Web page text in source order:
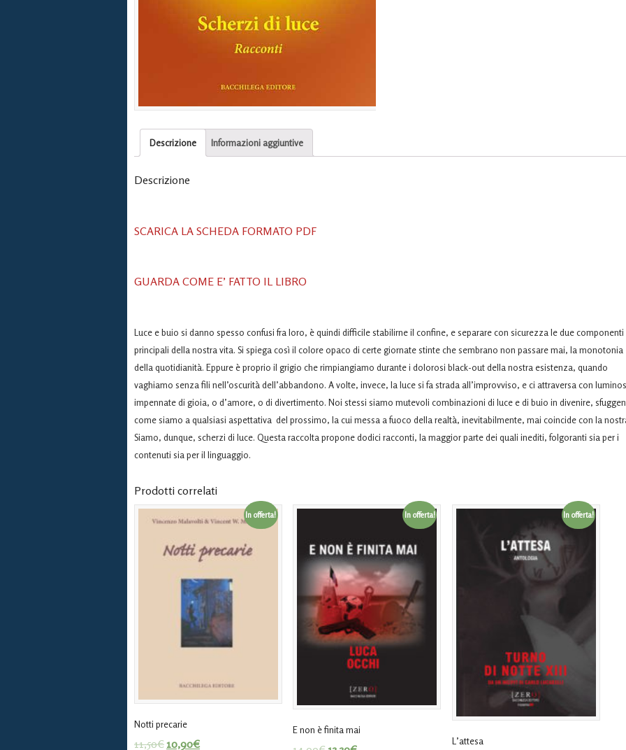
Descrizione Informazioni aggiuntive
Descrizione
SCARICA LA SCHEDA FORMATO PDF
GUARDA COME E’ FATTO IL LIBRO
Luce e buio si danno spesso confusi fra loro, è quindi difficile stabilirne il confine, e separare con sicurezza le due componenti
principali della nostra vita. Si spiega così il colore opaco di certe giornate stinte che sembrano non passare mai, la monotonia
della quotidianità. Eppure è proprio il grigio che rimpiangiamo durante i dolorosi black-out della nostra esistenza, quando
vaghiamo senza fili nell’oscurità dell’abbandono. A volte, invece, la luce si fa strada all’improvviso, e ci attraversa con
impennate di gioia, o d’amore, o di divertimento. Noi stessi siamo mutevoli combinazioni di luce e di buio in divenire,
come siamo a qualsiasi aspettativa del prossimo, la cui messa a fuoco della realtà, inevitabilmente, mai coincide con la
Siamo, dunque, scherzi di luce. Questa raccolta propone dodici racconti, la maggior parte dei quali inediti, folgoranti sia per i
contenuti sia per il linguaggio.
Prodotti correlati
In offerta!
Notti precarie
11,50€10,90€
In offerta!
E non è finita mai
In offerta!
L’attesa